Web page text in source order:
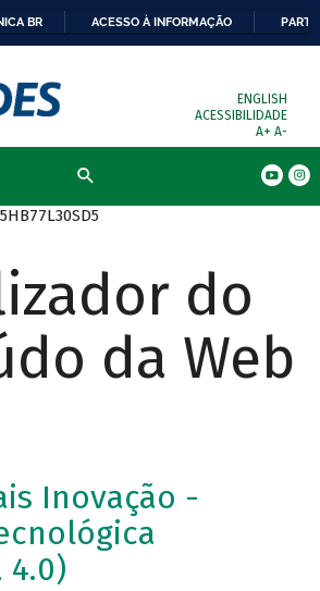
BR ACESSO À INFORMAÇÃO
ENGLISH
ACESSIBILIDADE
A+ A-
do
da Web
Inovação -